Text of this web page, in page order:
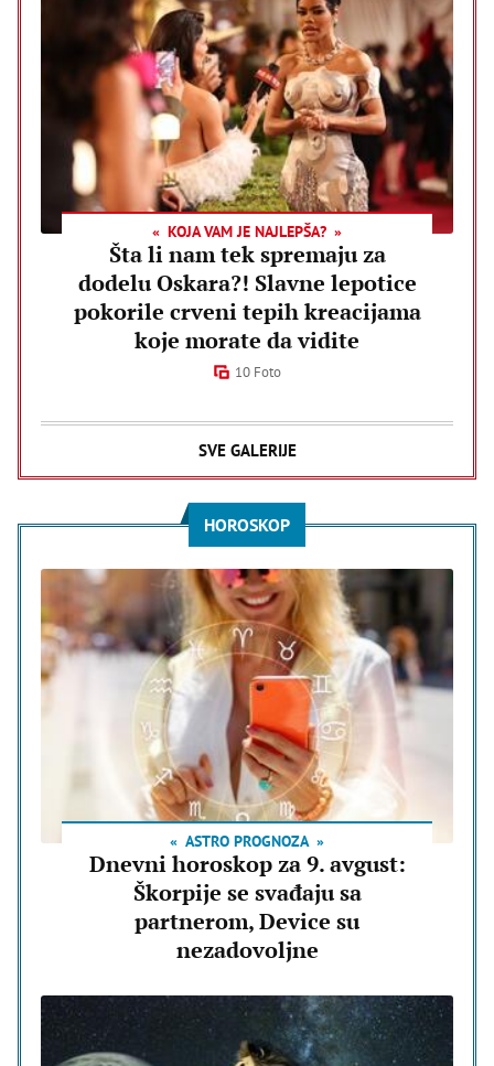
KOJA VAM JE NAJLEPŠA?
Šta li nam tek spremaju za
dodelu Oskara?! Slavne lepotice
pokorile crveni tepih kreacijama
koje morate da vidite
10 Foto
SVE GALERIJE
HOROSKOP
ASTRO PROGNOZA
Dnevni horoskop za 9. avgust:
Škorpije se svađaju sa
partnerom, Device su
nezadovoljne